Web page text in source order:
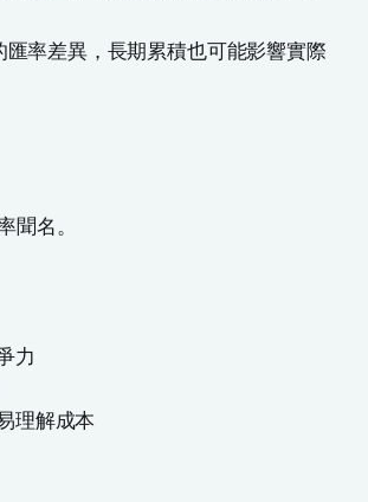
匯率差異，長期累積也可能影響實際
聞名。
力
理解成本